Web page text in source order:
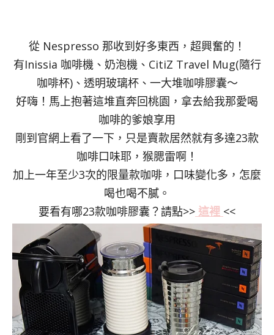
從 Nespresso 那收到好多東西，超興奮的！
有Inissia 咖啡機、奶泡機、CitiZ Travel Mug(隨行
咖啡杯)、透明玻璃杯、一大堆咖啡膠囊～
好嗨！馬上抱著這堆直奔回桃園，拿去給我那愛喝
咖啡的爹娘享用
剛到官網上看了一下，只是賣款居然就有多達23款
咖啡口味耶，猴腮雷啊！
加上一年至少3次的限量款咖啡，口味變化多，怎麼
喝也喝不膩。
要看有哪23款咖啡膠囊？請點>> 這裡 <<